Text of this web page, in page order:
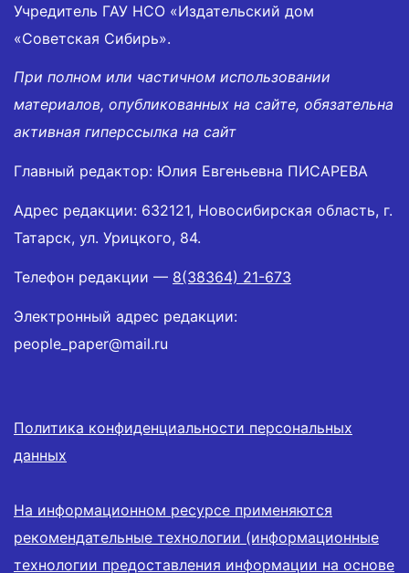
Учредитель ГАУ НСО «Издательский дом
«Советская Сибирь».
При полном или частичном использовании
материалов, опубликованных на сайте, обязательна
активная гиперссылка на сайт
Главный редактор: Юлия Евгеньевна ПИСАРЕВА
Адрес редакции: 632121, Новосибирская область, г.
Татарск, ул. Урицкого, 84.
Телефон редакции — 8(38364) 21-673
Электронный адрес редакции:
people_paper@mail.ru
Политика конфиденциальности персональных
данных
На информационном ресурсе применяются
рекомендательные технологии (информационные
технологии предоставления информации на основе